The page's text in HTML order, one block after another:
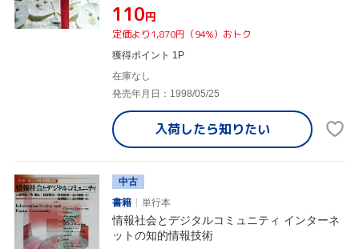
¥110円
定価より1,870円（94%）おトク
獲得ポイント 1P
在庫なし
発売年月日：1998/05/25
入荷したら知りたい
中古
書籍
単行本
情報社会とデジタルコミュニティ インターネ
ットの知的情報技術